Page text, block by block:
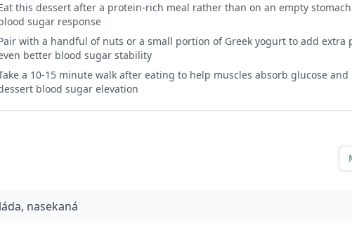
this dessert after a protein-rich meal rather than on an empty
sugar response
with a handful of nuts or a small portion of Greek yogurt to add extra
better blood sugar stability
a 10-15 minute walk after eating to help muscles absorb glucose
blood sugar elevation
nasekaná